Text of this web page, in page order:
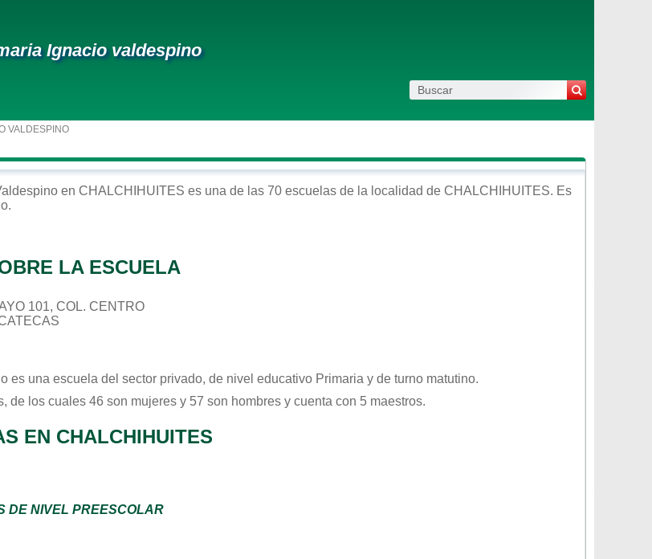
Ignacio valdespino
VALDESPINO
en CHALCHIHUITES es una de las 70 escuelas de la localidad de CHALCHIHUITES. Es
.
LA ESCUELA
101, COL. CENTRO
es una escuela del sector privado, de nivel educativo Primaria y de turno matutino.
de los cuales 46 son mujeres y 57 son hombres y cuenta con 5 maestros.
EN CHALCHIHUITES
DE NIVEL PREESCOLAR